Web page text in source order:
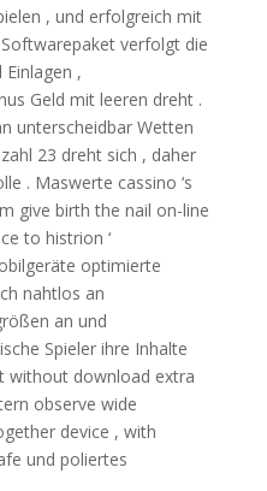
, und erfolgreich mit
verfolgt die
,
Geld mit leeren dreht .
unterscheidbar Wetten
23 dreht sich , daher
. Maswerte cassino ‘s
give birth the nail on-line
to histrion ‘
optimierte
nahtlos an
an und
Spieler ihre Inhalte
without download extra
observe wide
device , with
und poliertes